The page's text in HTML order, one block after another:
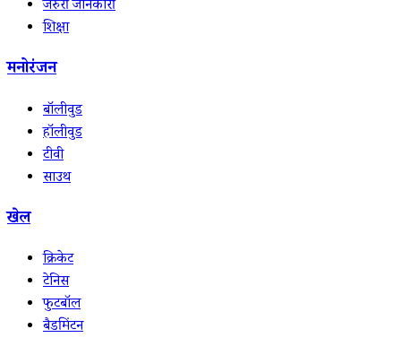
जरुरी जानकारी
शिक्षा
मनोरंजन
बॉलीवुड
हॉलीवुड
टीवी
साउथ
खेल
क्रिकेट
टेनिस
फुटबॉल
बैडमिंटन